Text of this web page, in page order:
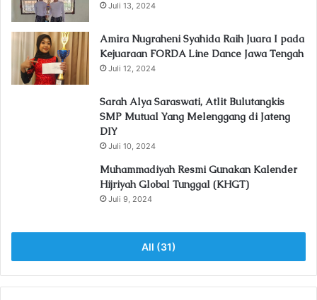
Juli 13, 2024
Amira Nugraheni Syahida Raih Juara I pada
Kejuaraan FORDA Line Dance Jawa Tengah
Juli 12, 2024
Sarah Alya Saraswati, Atlit Bulutangkis
SMP Mutual Yang Melenggang di Jateng
DIY
Juli 10, 2024
Muhammadiyah Resmi Gunakan Kalender
Hijriyah Global Tunggal (KHGT)
Juli 9, 2024
All (31)